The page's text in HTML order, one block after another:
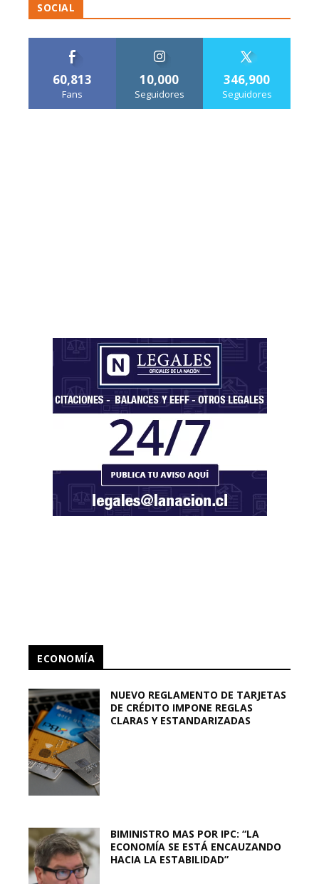
SOCIAL
60,813
Fans
10,000
Seguidores
346,900
Seguidores
ECONOMÍA
NUEVO REGLAMENTO DE TARJETAS
DE CRÉDITO IMPONE REGLAS
CLARAS Y ESTANDARIZADAS
BIMINISTRO MAS POR IPC: “LA
ECONOMÍA SE ESTÁ ENCAUZANDO
HACIA LA ESTABILIDAD”